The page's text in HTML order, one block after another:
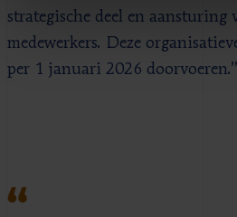
strategische deel en aansturing
medewerkers. Deze
per 1 januari 2026 doorvoeren.”